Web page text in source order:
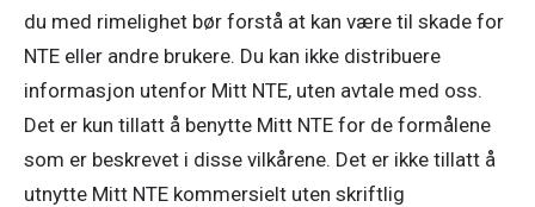
du med rimelighet bør forstå at kan være til skade for
NTE eller andre brukere. Du kan ikke distribuere
informasjon utenfor Mitt NTE, uten avtale med oss.
Det er kun tillatt å benytte Mitt NTE for de formålene
som er beskrevet i disse vilkårene. Det er ikke tillatt å
utnytte Mitt NTE kommersielt uten skriftlig